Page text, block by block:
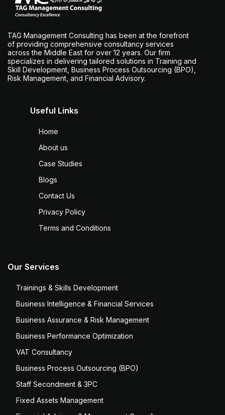
TAG Management Consulting has been at the forefront
of providing comprehensive consultancy services
across the Middle East for over 12 years. Our firm
specializes in delivering tailored solutions in Training and
Skill Development, Business Process Outsourcing (BPO),
Risk Management, and Financial Advisory.
Useful Links
Home
About us
Case Studies
Blogs
Contact Us
Privacy Policy
Terms and Conditions
Our Services
Trainings & Skills Development
Business Intelligence & Financial Services
Business Assurance & Risk Management
Business Performance Optimization
VAT Consultancy
Business Process Outsourcing (BPO)
Staff Secondment & 3PC
Fixed Assets Management